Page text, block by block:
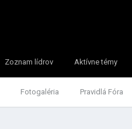
Fotogaléria Pravidlá Fóra
Zoznam lídrov Aktívne témy